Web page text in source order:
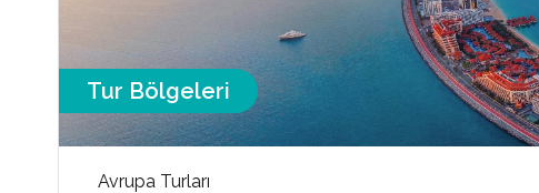
Tur Bölgeleri
Avrupa Turları